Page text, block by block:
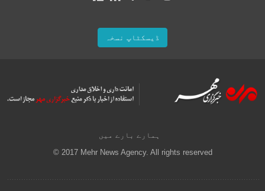
ڈیسکٹاپ نسخہ
ہمارے بارے میں
© 2017 Mehr News Agency. All rights reserved